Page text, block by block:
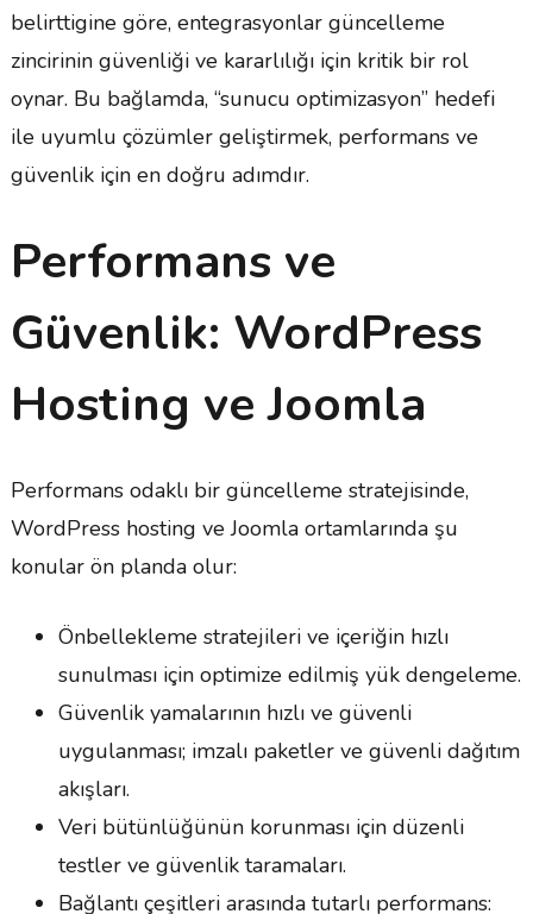
belirttigine göre, entegrasyonlar güncelleme
zincirinin güvenliği ve kararlılığı için kritik bir rol
oynar. Bu bağlamda, “sunucu optimizasyon” hedefi
ile uyumlu çözümler geliştirmek, performans ve
güvenlik için en doğru adımdır.
Performans ve
Güvenlik: WordPress
Hosting ve Joomla
Performans odaklı bir güncelleme stratejisinde,
WordPress hosting ve Joomla ortamlarında şu
konular ön planda olur:
Önbellekleme stratejileri ve içeriğin hızlı
sunulması için optimize edilmiş yük dengeleme.
Güvenlik yamalarının hızlı ve güvenli
uygulanması; imzalı paketler ve güvenli dağıtım
akışları.
Veri bütünlüğünün korunması için düzenli
testler ve güvenlik taramaları.
Bağlantı çeşitleri arasında tutarlı performans: